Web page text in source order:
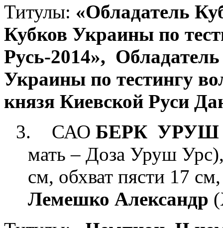
Титулы: «Обладатель
Кубков Украины по
Русь-2014», Обладатель
Украины по тестингу
князя Киевской Руси
3.
САО БЕРК УРУШ
мать – Доза Уруш
см, обхват пясти 17
Лемешко Александр